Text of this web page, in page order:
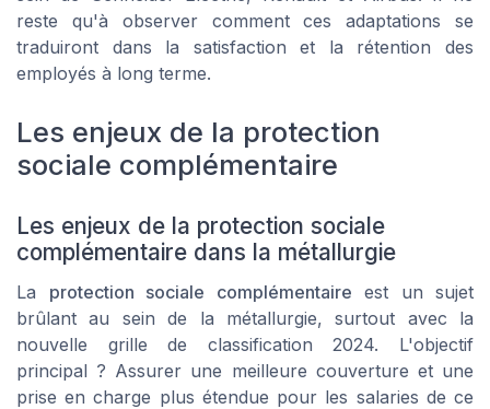
reste qu'à observer comment ces adaptations se
traduiront dans la satisfaction et la rétention des
employés à long terme.
Les enjeux de la protection
sociale complémentaire
Les enjeux de la protection sociale
complémentaire dans la métallurgie
La protection sociale complémentaire est un sujet
brûlant au sein de la métallurgie, surtout avec la
nouvelle grille de classification 2024. L'objectif
principal ? Assurer une meilleure couverture et une
prise en charge plus étendue pour les salaries de ce